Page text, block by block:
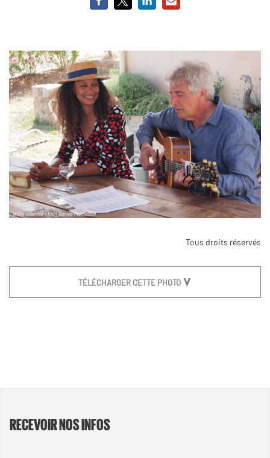
Tous droits réservés
TÉLÉCHARGER CETTE PHOTO
RECEVOIR NOS INFOS